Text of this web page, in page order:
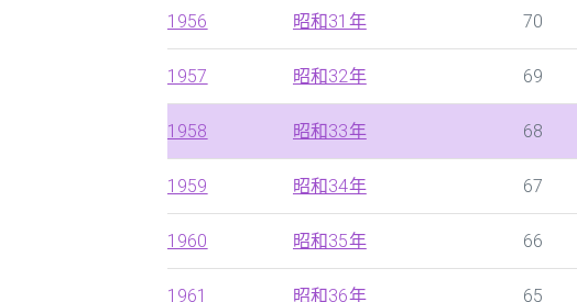
1956 昭和31年 70
1957 昭和32年 69
1958 昭和33年 68
1959 昭和34年 67
1960 昭和35年 66
1961 昭和36年 65